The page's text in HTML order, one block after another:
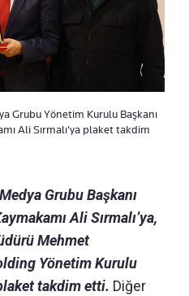
Grubu Yönetim Kurulu Başkanı
Ali Sırmalı'ya plaket takdim
Grubu Başkanı
Ali Sırmalı’ya,
Mehmet
Yönetim Kurulu
takdim etti. Diğer